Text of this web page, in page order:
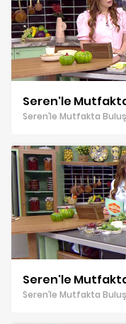
Seren'le
Seren’le Mutfakta
Seren'le
Seren’le Mutfakta